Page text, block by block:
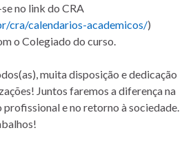
no link do CRA
cra/calendarios-academicos/)
o Colegiado do curso.
muita disposição e dedicação
Juntos faremos a diferença na
e no retorno à sociedade.